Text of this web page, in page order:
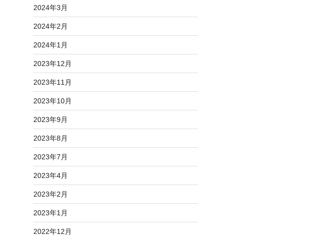
2024年3月
2024年2月
2024年1月
2023年12月
2023年11月
2023年10月
2023年9月
2023年8月
2023年7月
2023年4月
2023年2月
2023年1月
2022年12月